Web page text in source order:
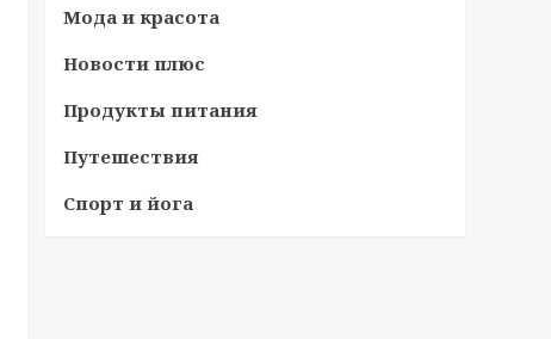
Мода и красота
Новости плюс
Продукты питания
Путешествия
Спорт и йога